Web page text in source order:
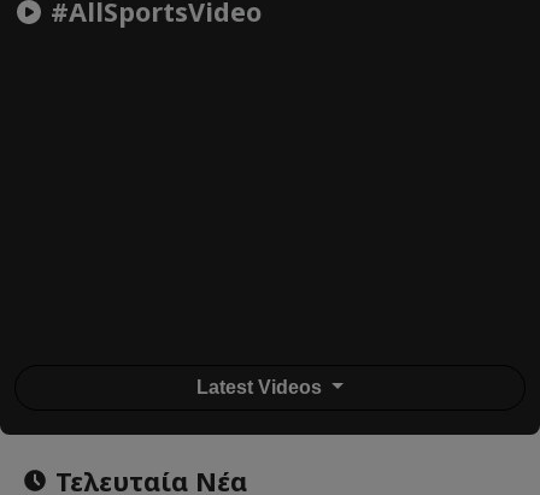
#AllSportsVideo
Latest Videos
Τελευταία Νέα